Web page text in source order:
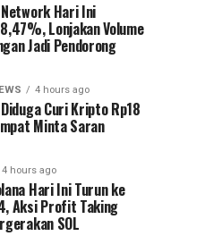
Hari Ini
Lonjakan Volume
Jadi Pendorong
4 hours ago
Curi Kripto Rp18
Minta Saran
4 hours ago
Hari Ini Turun ke
Aksi Profit Taking
SOL